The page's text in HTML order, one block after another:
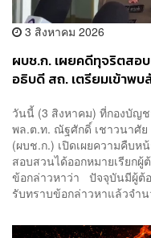
3 สิงหาคม 2026
ผบช.ก. เผยคดีทุจริตสอ
อธิบดี สถ. เตรียมเข้าพ
วันนี้ (3 สิงหาคม) ที่กองบัญ
พล.ต.ท. ณัฐศักดิ์ เชาวนาศั
(ผบช.ก.) เปิดเผยความคืบ
สอบสวนได้ออกหมายเรียกผู้
ข้อกล่าวหาว่า ปัจจุบันมีผู้ต้
รับทราบข้อกล่าวหาแล้วจำ